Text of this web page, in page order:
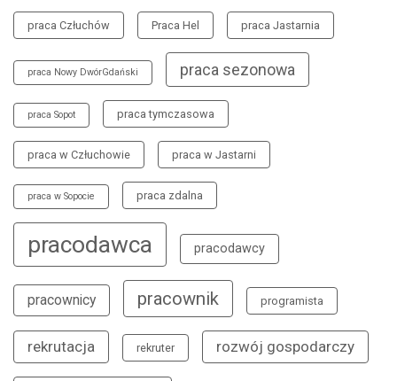
praca Człuchów Praca Hel praca Jastarnia
praca Nowy DwórGdański praca sezonowa
praca Sopot praca tymczasowa
praca w Człuchowie praca w Jastarni
praca w Sopocie praca zdalna
pracodawca pracodawcy
pracownicy pracownik programista
rekrutacja rekruter rozwój gospodarczy